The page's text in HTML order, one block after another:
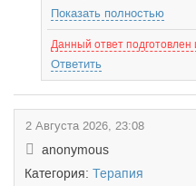
Показать полностью
Данный ответ подготовлен
Ответить
2 Августа 2026, 23:08
anonymous
Категория: Терапия